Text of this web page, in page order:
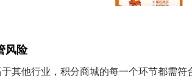
风险
其他行业，积分商城的每一个环节都需符